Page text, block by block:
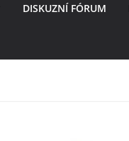
DISKUZNÍ FÓRUM